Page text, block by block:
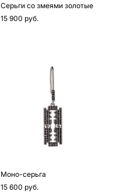
Серьги со змеями золотые
15 900 pуб.
Моно-серьга
15 600 pуб.